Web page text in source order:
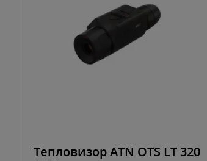
Тепловизор ATN OTS LT 320